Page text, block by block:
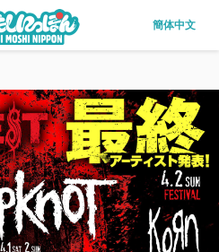
簡体中文